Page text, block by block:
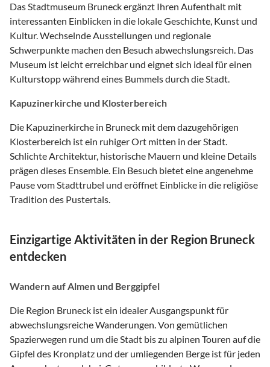
Das Stadtmuseum Bruneck ergänzt Ihren Aufenthalt mit
interessanten Einblicken in die lokale Geschichte, Kunst und
Kultur. Wechselnde Ausstellungen und regionale
Schwerpunkte machen den Besuch abwechslungsreich. Das
Museum ist leicht erreichbar und eignet sich ideal für einen
Kulturstopp während eines Bummels durch die Stadt.
Kapuzinerkirche und Klosterbereich
Die Kapuzinerkirche in Bruneck mit dem dazugehörigen
Klosterbereich ist ein ruhiger Ort mitten in der Stadt.
Schlichte Architektur, historische Mauern und kleine Details
prägen dieses Ensemble. Ein Besuch bietet eine angenehme
Pause vom Stadttrubel und eröffnet Einblicke in die religiöse
Tradition des Pustertals.
Einzigartige Aktivitäten in der Region Bruneck
entdecken
Wandern auf Almen und Berggipfel
Die Region Bruneck ist ein idealer Ausgangspunkt für
abwechslungsreiche Wanderungen. Von gemütlichen
Spazierwegen rund um die Stadt bis zu alpinen Touren auf die
Gipfel des Kronplatz und der umliegenden Berge ist für jeden